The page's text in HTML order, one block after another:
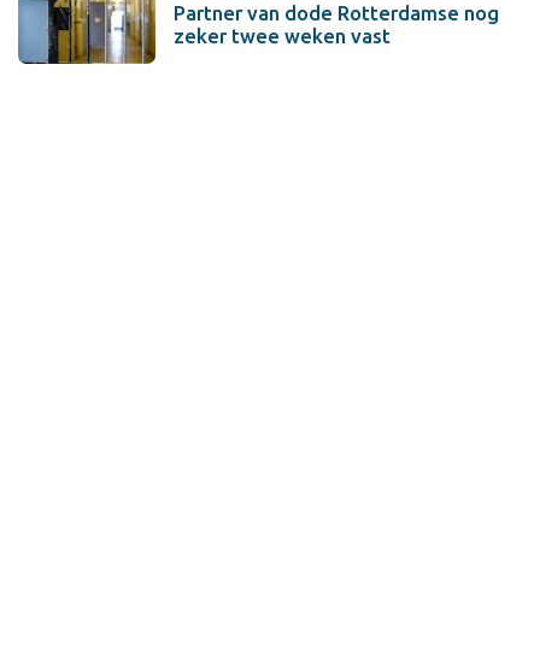
Partner van dode Rotterdamse nog
zeker twee weken vast